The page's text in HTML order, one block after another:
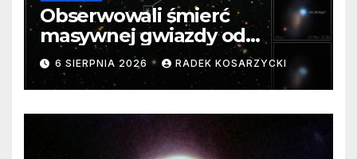
Obserwowali śmierć
masywnej gwiazdy od
samego początku. Niezwykle
cenne dane
6 SIERPNIA 2026 RADEK KOSARZYCKI